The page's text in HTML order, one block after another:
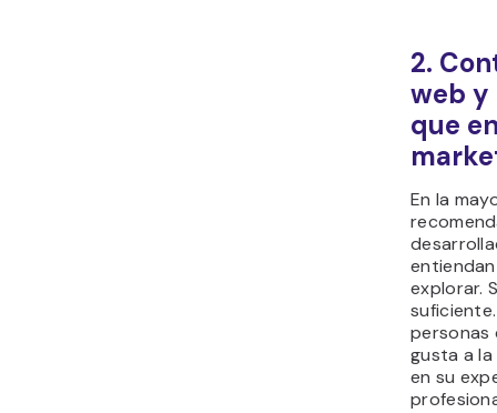
2.
web y
que
En la
explorar.
personas
gusta a
en su